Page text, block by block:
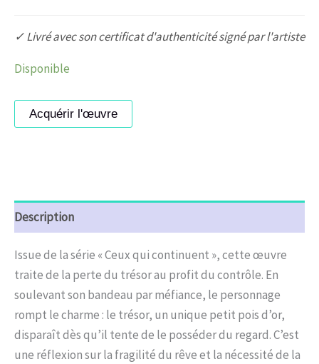
✓ Livré avec son certificat d'authenticité signé par l'artiste
Disponible
Acquérir l'œuvre
Description
Issue de la série « Ceux qui continuent », cette œuvre
traite de la perte du trésor au profit du contrôle. En
soulevant son bandeau par méfiance, le personnage
rompt le charme : le trésor, un unique petit pois d’or,
disparaît dès qu’il tente de le posséder du regard. C’est
une réflexion sur la fragilité du rêve et la nécessité de la